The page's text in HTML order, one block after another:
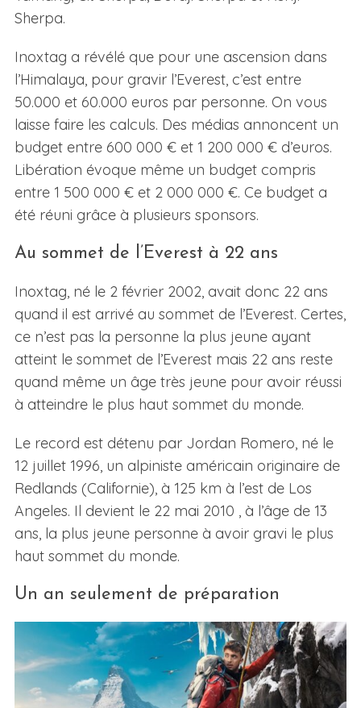
Sherpa.
Inoxtag a révélé que pour une ascension dans
l’Himalaya, pour gravir l’Everest, c’est entre
50.000 et 60.000 euros par personne. On vous
laisse faire les calculs. Des médias annoncent un
budget entre 600 000 € et 1 200 000 € d’euros.
Libération évoque même un budget compris
entre 1 500 000 € et 2 000 000 €. Ce budget a
été réuni grâce à plusieurs sponsors.
Au sommet de l’Everest à 22 ans
Inoxtag, né le 2 février 2002, avait donc 22 ans
quand il est arrivé au sommet de l’Everest. Certes,
ce n’est pas la personne la plus jeune ayant
atteint le sommet de l’Everest mais 22 ans reste
quand même un âge très jeune pour avoir réussi
à atteindre le plus haut sommet du monde.
Le record est détenu par Jordan Romero, né le
12 juillet 1996, un alpiniste américain originaire de
Redlands (Californie), à 125 km à l’est de Los
Angeles. Il devient le 22 mai 2010 , à l’âge de 13
ans, la plus jeune personne à avoir gravi le plus
haut sommet du monde.
Un an seulement de préparation